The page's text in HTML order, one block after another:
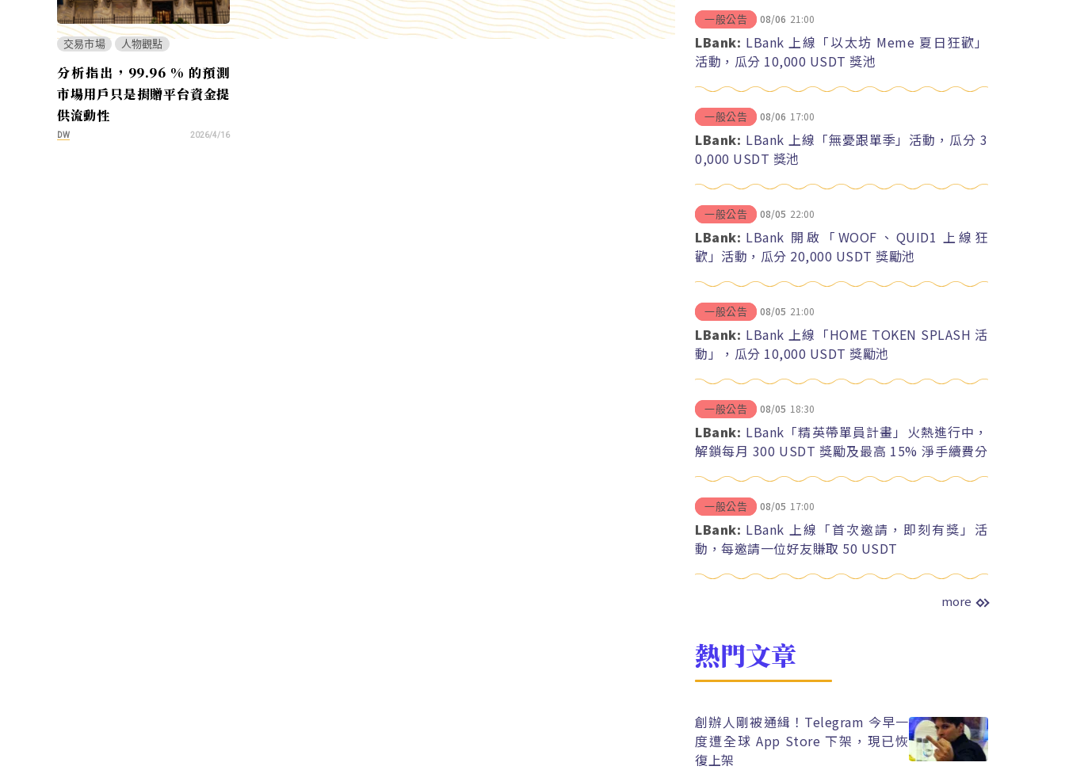
交易市場 人物觀點
分析指出，99.96 % 的預測
市場用戶只是捐贈平台資金提
供流動性
DW 2026/4/16
一般公告 08/06 21:00
LBank: LBank 上線「以太坊 Meme 夏日狂歡」
活動，瓜分 10,000 USDT 獎池
一般公告 08/06 17:00
LBank: LBank 上線「無憂跟單季」活動，瓜分 3
0,000 USDT 獎池
一般公告 08/05 22:00
LBank: LBank 開啟「WOOF、QUID1 上線狂
歡」活動，瓜分 20,000 USDT 獎勵池
一般公告 08/05 21:00
LBank: LBank 上線「HOME TOKEN SPLASH 活
動」，瓜分 10,000 USDT 獎勵池
一般公告 08/05 18:30
LBank: LBank「精英帶單員計畫」火熱進行中，
解鎖每月 300 USDT 獎勵及最高 15% 淨手續費分
一般公告 08/05 17:00
LBank: LBank 上線「首次邀請，即刻有獎」活
動，每邀請一位好友賺取 50 USDT
more
熱門文章
創辦人剛被通緝！Telegram 今早一
度遭全球 App Store 下架，現已恢
復上架